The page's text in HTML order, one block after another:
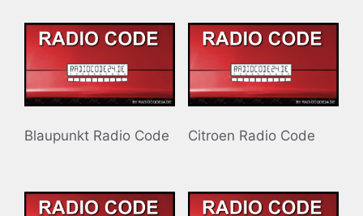
Blaupunkt Radio Code Citroen Radio Code